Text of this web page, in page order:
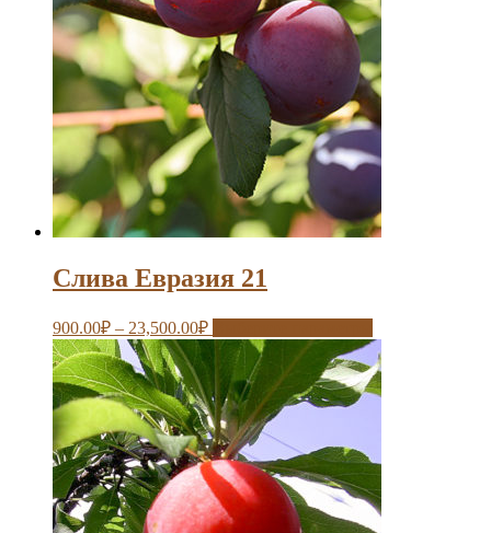
Слива Евразия 21
900.00₽ – 23,500.00₽